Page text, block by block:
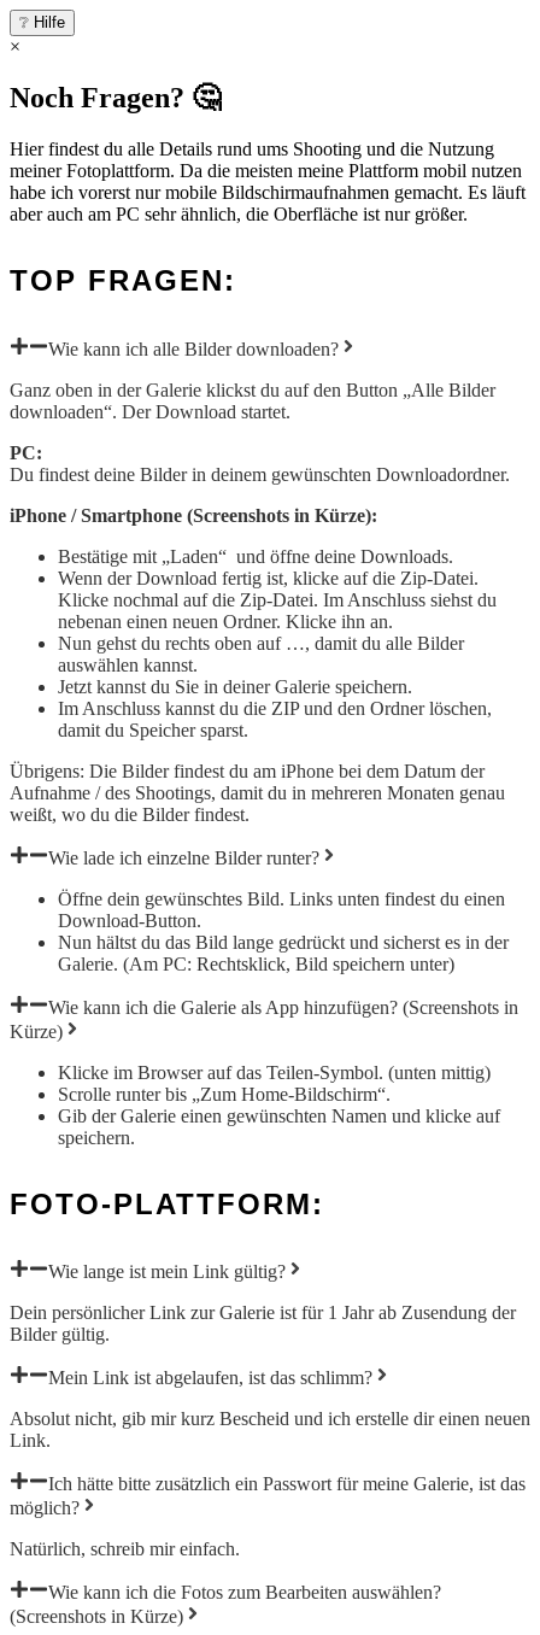
❔ Hilfe
×
Noch Fragen? 🤔
Hier findest du alle Details rund ums Shooting und die Nutzung
meiner Fotoplattform. Da die meisten meine Plattform mobil nutzen
habe ich vorerst nur mobile Bildschirmaufnahmen gemacht. Es läuft
aber auch am PC sehr ähnlich, die Oberfläche ist nur größer.
TOP FRAGEN:
Wie kann ich alle Bilder downloaden?
Ganz oben in der Galerie klickst du auf den Button „Alle Bilder
downloaden“. Der Download startet.
PC:
Du findest deine Bilder in deinem gewünschten Downloadordner.
iPhone / Smartphone (Screenshots in Kürze):
Bestätige mit „Laden“ und öffne deine Downloads.
Wenn der Download fertig ist, klicke auf die Zip-Datei.
Klicke nochmal auf die Zip-Datei. Im Anschluss siehst du
nebenan einen neuen Ordner. Klicke ihn an.
Nun gehst du rechts oben auf …, damit du alle Bilder
auswählen kannst.
Jetzt kannst du Sie in deiner Galerie speichern.
Im Anschluss kannst du die ZIP und den Ordner löschen,
damit du Speicher sparst.
Übrigens: Die Bilder findest du am iPhone bei dem Datum der
Aufnahme / des Shootings, damit du in mehreren Monaten genau
weißt, wo du die Bilder findest.
Wie lade ich einzelne Bilder runter?
Öffne dein gewünschtes Bild. Links unten findest du einen
Download-Button.
Nun hältst du das Bild lange gedrückt und sicherst es in der
Galerie. (Am PC: Rechtsklick, Bild speichern unter)
Wie kann ich die Galerie als App hinzufügen? (Screenshots in
Kürze)
Klicke im Browser auf das Teilen-Symbol. (unten mittig)
Scrolle runter bis „Zum Home-Bildschirm“.
Gib der Galerie einen gewünschten Namen und klicke auf
speichern.
FOTO-PLATTFORM:
Wie lange ist mein Link gültig?
Dein persönlicher Link zur Galerie ist für 1 Jahr ab Zusendung der
Bilder gültig.
Mein Link ist abgelaufen, ist das schlimm?
Absolut nicht, gib mir kurz Bescheid und ich erstelle dir einen neuen
Link.
Ich hätte bitte zusätzlich ein Passwort für meine Galerie, ist das
möglich?
Natürlich, schreib mir einfach.
Wie kann ich die Fotos zum Bearbeiten auswählen?
(Screenshots in Kürze)